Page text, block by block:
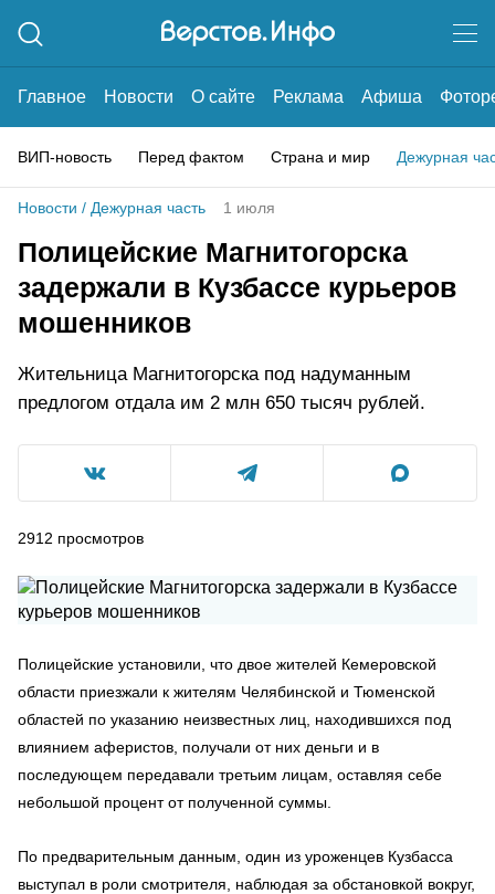
Главное Новости О сайте Реклама Афиша
ВИП-новость Перед фактом Страна и мир Дежурная
Новости / Дежурная часть 1 июля
Полицейские Магнитогорска
задержали в Кузбассе курьеров
мошенников
Жительница Магнитогорска под надуманным
предлогом отдала им 2 млн 650 тысяч рублей.
2912 просмотров
Полицейские установили, что двое жителей Кемеровской
области приезжали к жителям Челябинской и Тюменской
областей по указанию неизвестных лиц, находившихся под
влиянием аферистов, получали от них деньги и в
последующем передавали третьим лицам, оставляя себе
небольшой процент от полученной суммы.
По предварительным данным, один из уроженцев Кузбасса
выступал в роли смотрителя, наблюдая за обстановкой вокруг,